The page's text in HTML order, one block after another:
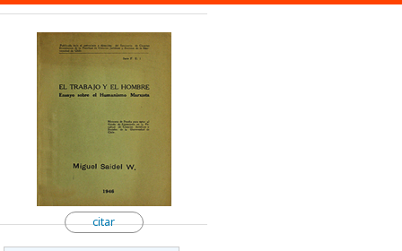
citar